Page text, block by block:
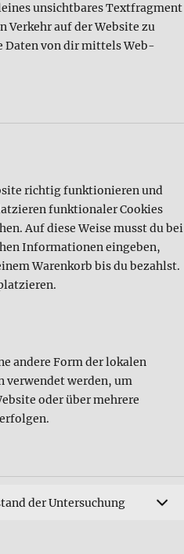
unsichtbares Textfragment
Verkehr auf der Website zu
Daten von dir mittels Web-
richtig funktionieren und
funktionaler Cookies
Auf diese Weise musst du bei
Informationen eingeben,
Warenkorb bis du bezahlst.
andere Form der lokalen
verwendet werden, um
oder über mehrere
der Untersuchung